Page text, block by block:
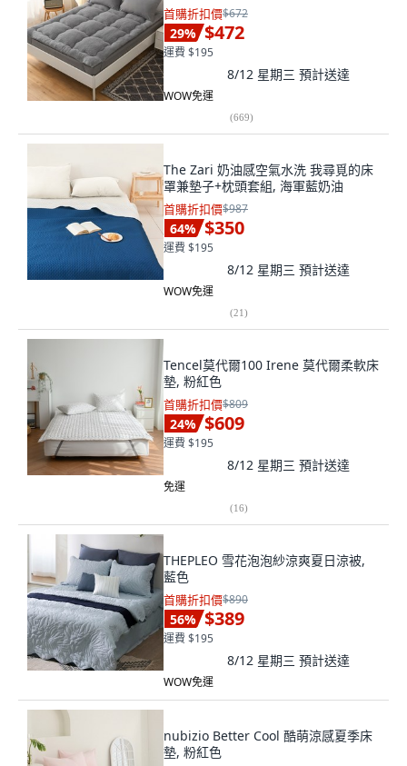
首購折扣價$672
29% $472
運費 $195
8/12 星期三 預計送達
WOW免運
(669)
The Zari 奶油感空氣水洗 我尋覓的床
罩兼墊子+枕頭套組, 海軍藍奶油
首購折扣價$987
64% $350
運費 $195
8/12 星期三 預計送達
WOW免運
(21)
Tencel莫代爾100 Irene 莫代爾柔軟床
墊, 粉紅色
首購折扣價$809
24% $609
運費 $195
8/12 星期三 預計送達
免運
(16)
THEPLEO 雪花泡泡紗涼爽夏日涼被,
藍色
首購折扣價$890
56% $389
運費 $195
8/12 星期三 預計送達
WOW免運
nubizio Better Cool 酷萌涼感夏季床
墊, 粉紅色